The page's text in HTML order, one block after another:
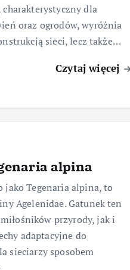
dla
oraz ogrodów, wyróżnia
sieci, lecz także…
Czytaj więcej
alpina
jako Tegenaria alpina, to
Agelenidae. Gatunek ten
przyrody, jak i
adaptacyjne do
sieciarzy sposobem